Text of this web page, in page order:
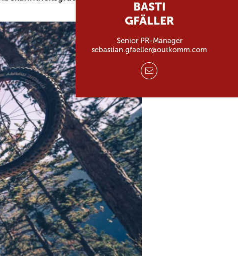
BASTI
GFÄLLER
Senior PR-Manager
sebastian.gfaeller@outkomm.com